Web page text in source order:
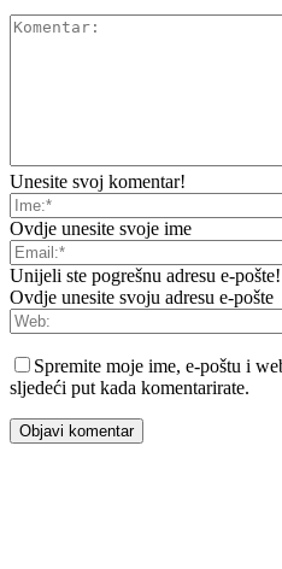
Unesite svoj komentar!
Ovdje unesite svoje ime
Unijeli ste pogrešnu adresu e-pošte!
Ovdje unesite svoju adresu e-pošte
Spremite moje ime, e-poštu i
sljedeći put kada komentarirate.